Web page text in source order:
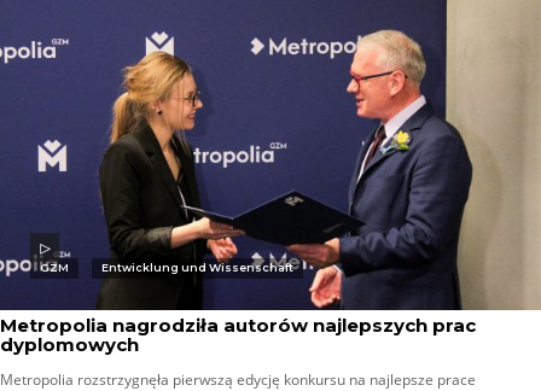
GZM Entwicklung und Wissenschaft
Metropolia nagrodziła autorów najlepszych prac
dyplomowych
Metropolia rozstrzygnęła pierwszą edycję konkursu na najlepsze prace